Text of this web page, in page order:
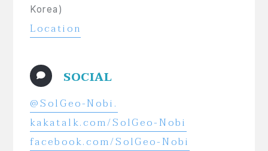
Korea)
Location
SOCIAL
@SolGeo-Nobi.
kakatalk.com/SolGeo-Nobi
facebook.com/SolGeo-Nobi